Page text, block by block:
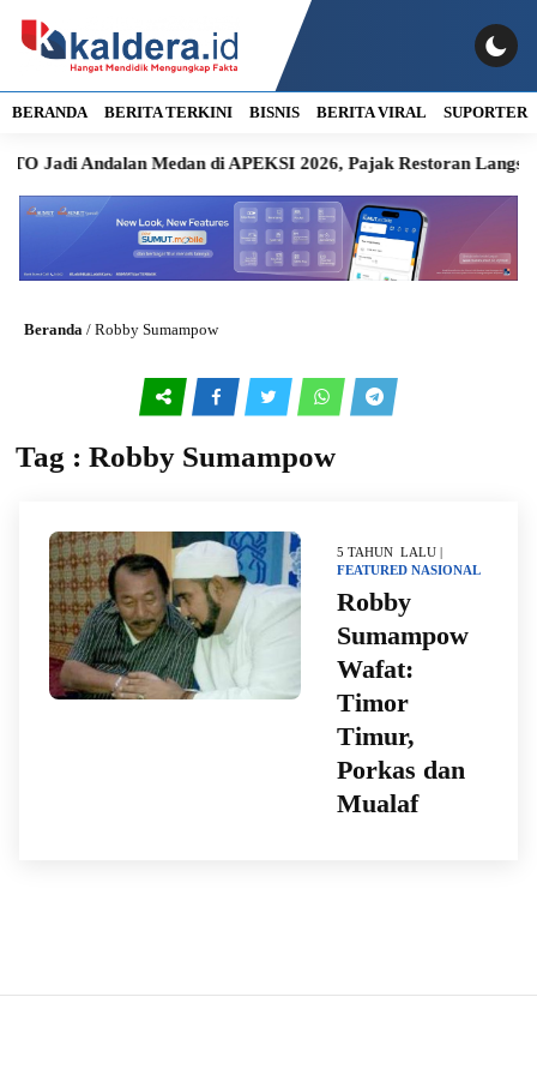
BERANDA BERITA TERKINI BISNIS BERITA VIRAL SUPORTER
Jadi Andalan Medan di APEKSI 2026, Pajak Restoran
Beranda / Robby Sumampow
Tag : Robby Sumampow
5 TAHUN LALU |
FEATURED NASIONAL
Robby
Sumampow
Wafat:
Timor
Timur,
Porkas dan
Mualaf